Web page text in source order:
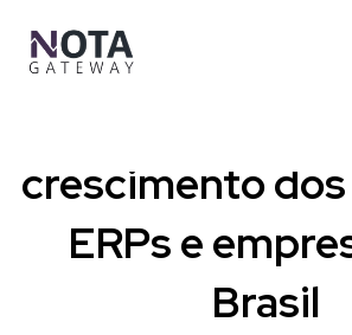
para
crescimento
ERPs e
Brasil